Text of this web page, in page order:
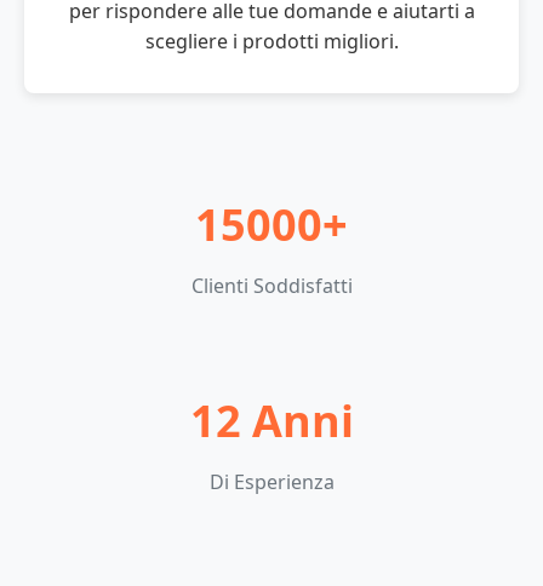
per rispondere alle tue domande e aiutarti a
scegliere i prodotti migliori.
15000+
Clienti Soddisfatti
12 Anni
Di Esperienza